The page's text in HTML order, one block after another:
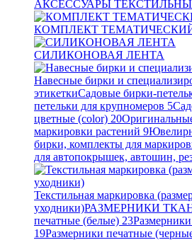
АКСЕССУАРЫ
КОМПЛЕКТ
СИЛИКОНОВАЯ ЛЕНТА
Навесные бирки и
этикеткиСадовые бирки-
петельки для крупномеров 5
цветные (color) 20
маркировки растений 9
бирки, комплекты для
для автопокрышек, автошин,
Текстильная маркировка
уходники)РАЗМЕРНИКИ
печатные (белые) 23
19Размерники печатные